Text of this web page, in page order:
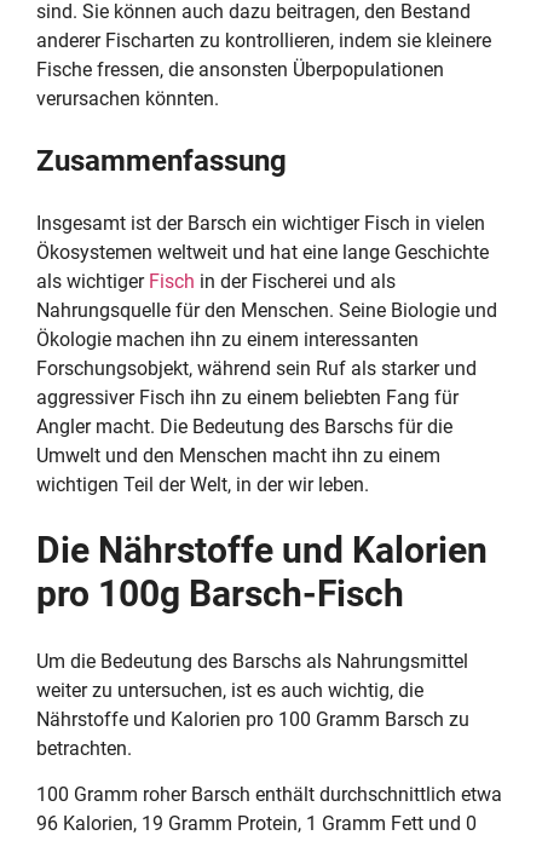
sind. Sie können auch dazu beitragen, den Bestand
anderer Fischarten zu kontrollieren, indem sie kleinere
Fische fressen, die ansonsten Überpopulationen
verursachen könnten.
Zusammenfassung
Insgesamt ist der Barsch ein wichtiger Fisch in vielen
Ökosystemen weltweit und hat eine lange Geschichte
als wichtiger Fisch in der Fischerei und als
Nahrungsquelle für den Menschen. Seine Biologie und
Ökologie machen ihn zu einem interessanten
Forschungsobjekt, während sein Ruf als starker und
aggressiver Fisch ihn zu einem beliebten Fang für
Angler macht. Die Bedeutung des Barschs für die
Umwelt und den Menschen macht ihn zu einem
wichtigen Teil der Welt, in der wir leben.
Die Nährstoffe und Kalorien
pro 100g Barsch-Fisch
Um die Bedeutung des Barschs als Nahrungsmittel
weiter zu untersuchen, ist es auch wichtig, die
Nährstoffe und Kalorien pro 100 Gramm Barsch zu
betrachten.
100 Gramm roher Barsch enthält durchschnittlich etwa
96 Kalorien, 19 Gramm Protein, 1 Gramm Fett und 0